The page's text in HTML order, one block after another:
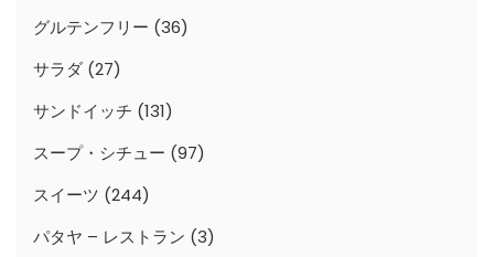
グルテンフリー (36)
サラダ (27)
サンドイッチ (131)
スープ・シチュー (97)
スイーツ (244)
パタヤ – レストラン (3)